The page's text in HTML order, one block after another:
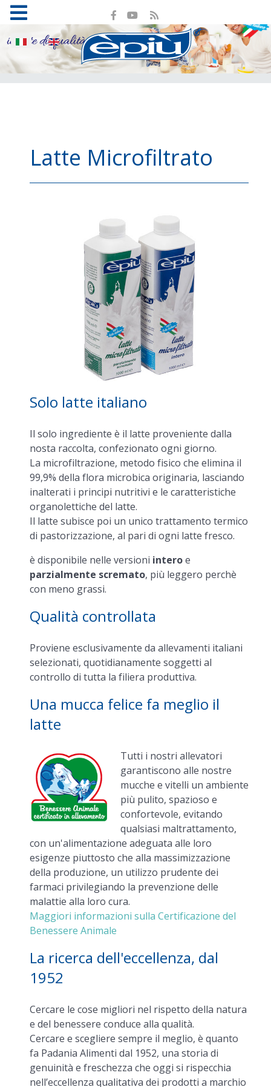
Seleziona la tua lingua
Latte Microfiltrato
Solo latte italiano
Il solo ingrediente è il latte proveniente dalla
nosta raccolta, confezionato ogni giorno.
La microfiltrazione, metodo fisico che elimina il
99,9% della flora microbica originaria, lasciando
inalterati i principi nutritivi e le caratteristiche
organolettiche del latte.
Il latte subisce poi un unico trattamento termico
di pastorizzazione, al pari di ogni latte fresco.
è disponibile nelle versioni interoe
parzialmente scremato, più leggero perchè
con meno grassi.
Qualità controllata
Proviene esclusivamente da allevamenti italiani
selezionati, quotidianamente soggetti al
controllo di tutta la filiera produttiva.
Una mucca felice fa meglio il
latte
Tutti i nostri allevatori
garantiscono alle nostre
mucche e vitelli un ambiente
più pulito, spazioso e
confortevole, evitando
qualsiasi maltrattamento,
con un'alimentazione adeguata alle loro
esigenze piuttosto che alla massimizzazione
della produzione, un utilizzo prudente dei
farmaci privilegiando la prevenzione delle
malattie alla loro cura.
Maggiori informazioni sulla Certificazione del
Benessere Animale
La ricerca dell'eccellenza, dal
1952
Cercare le cose migliori nel rispetto della natura
e del benessere conduce alla qualità.
Cercare e scegliere sempre il meglio, è quanto
fa Padania Alimenti dal 1952, una storia di
genuinità e freschezza che oggi si rispecchia
nell’eccellenza qualitativa dei prodotti a marchio